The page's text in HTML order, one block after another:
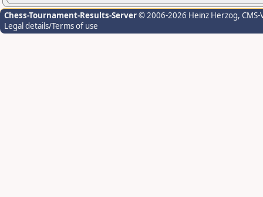
Chess-Tournament-Results-Server© 2006-2026 Heinz Herzog,
Legal details/Terms of use